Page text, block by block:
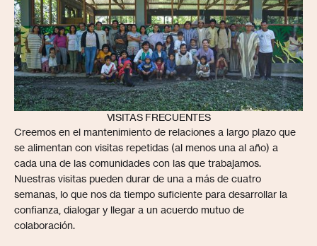
‍VISITASFRECUENTES
Creemos en el mantenimiento de relaciones a largo plazo que
se alimentan con visitas repetidas (al menos una al año) a
cada una de las comunidades con las que trabajamos.
Nuestras visitas pueden durar de una a más de cuatro
semanas, lo que nos da tiempo suficiente para desarrollar la
confianza, dialogar y llegar a un acuerdo mutuo de
colaboración.